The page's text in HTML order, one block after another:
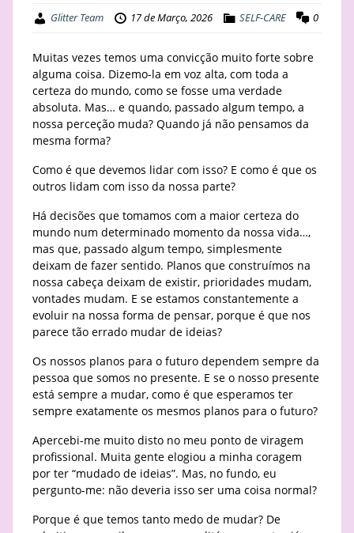
Glitter Team 17 de Março, 2026 SELF-CARE 0
Muitas vezes temos uma convicção muito forte sobre
alguma coisa. Dizemo-la em voz alta, com toda a
certeza do mundo, como se fosse uma verdade
absoluta. Mas… e quando, passado algum tempo, a
nossa perceção muda? Quando já não pensamos da
mesma forma?
Como é que devemos lidar com isso? E como é que os
outros lidam com isso da nossa parte?
Há decisões que tomamos com a maior certeza do
mundo num determinado momento da nossa vida…,
mas que, passado algum tempo, simplesmente
deixam de fazer sentido. Planos que construímos na
nossa cabeça deixam de existir, prioridades mudam,
vontades mudam. E se estamos constantemente a
evoluir na nossa forma de pensar, porque é que nos
parece tão errado mudar de ideias?
Os nossos planos para o futuro dependem sempre da
pessoa que somos no presente. E se o nosso presente
está sempre a mudar, como é que esperamos ter
sempre exatamente os mesmos planos para o futuro?
Apercebi-me muito disto no meu ponto de viragem
profissional. Muita gente elogiou a minha coragem
por ter “mudado de ideias”. Mas, no fundo, eu
pergunto-me: não deveria isso ser uma coisa normal?
Porque é que temos tanto medo de mudar? De